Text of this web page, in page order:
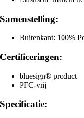
Samenstelling:
Buitenkant: 100%
Certificeringen:
bluesign® product
PFC-vrij
Specificatie: